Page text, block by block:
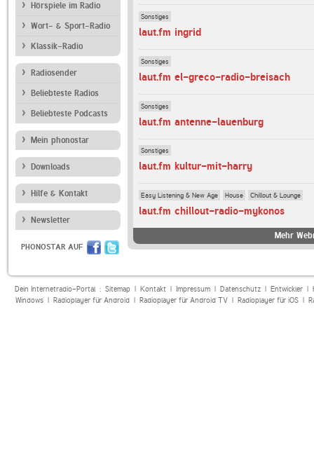
Hörspiele im Radio
Wort- & Sport-Radio
Klassik-Radio
Radiosender
Beliebteste Radios
Beliebteste Podcasts
Mein phonostar
Downloads
Hilfe & Kontakt
Newsletter
PHONOSTAR AUF
Sonstiges
laut.fm ingrid
Sonstiges
laut.fm el-greco-radio-breisach
Sonstiges
laut.fm antenne-lauenburg
Sonstiges
laut.fm kultur-mit-harry
Easy Listening & New Age House Chillout & Lounge
laut.fm chillout-radio-mykonos
Mehr
Dein Internetradio-Portal : Sitemap| Kontakt| Impressum| Datenschutz| Entwickler|
Windows| Radioplayer für Android| Radioplayer für Android TV| Radioplayer für iOS|